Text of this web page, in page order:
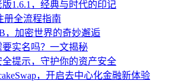
1.6.1，经典与时代的印记
册全流程指南
，加密世界的奇妙邂逅
实名吗？一文揭秘
全提示，守护你的资产安全
，开启去中心化金融新体验